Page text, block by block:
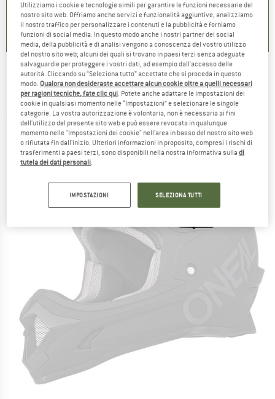
4,0(1) 5,0(6 )
O'NEAL -Youth Visor Sonus Helmet Solid -
Casco per bici
(0)
Utilizziamo i cookie e tecnologie simili per garantire le funzioni necessarie del
nostro sito web. Offriamo anche servizi e funzionalità aggiuntive, analizziamo
il nostro traffico per personalizzare i contenuti e la pubblicità e forniamo
funzioni di social media. In questo modo anche i nostri partner dei social
media, della pubblicità e di analisi vengono a conoscenza del vostro utilizzo
del nostro sito web; alcuni dei quali si trovano in paesi terzi senza adeguate
salvaguardie per proteggere i vostri dati, ad esempio dall'accesso delle
autorità. Cliccando su “Seleziona tutto” accettate che si proceda in questo
modo. Qualora non desideraste accettare alcun cookie oltre a quelli necessari
per ragioni tecniche, fate clic qui. Potete anche adattare le impostazioni dei
cookie in qualsiasi momento nelle “Impostazioni” e selezionare le singole
categorie. La vostra autorizzazione è volontaria, non è necessaria ai fini
dell'utilizzo del presente sito web e può essere revocata in qualunque
momento nelle "Impostazioni dei cookie" nell'area in basso del nostro sito web
o rifiutata fin dall'inizio. Ulteriori informazioni in proposito, compresi i rischi di
trasferimenti a paesi terzi, sono disponibili nella nostra informativa sulladi
tutela dei dati personali.
IMPOSTAZIONI SELEZIONA TUTTI